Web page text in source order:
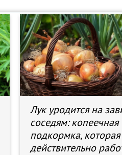
Лук уродится на
соседям: копеечная
подкормка, которая
действительно